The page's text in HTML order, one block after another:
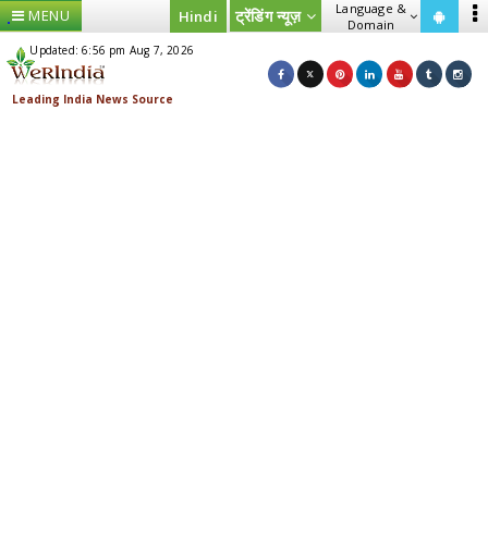
MENU Hindi ट्रेंडिंग न्यूज़
Language &
Domain
Updated: 6:56 pm Aug 7, 2026